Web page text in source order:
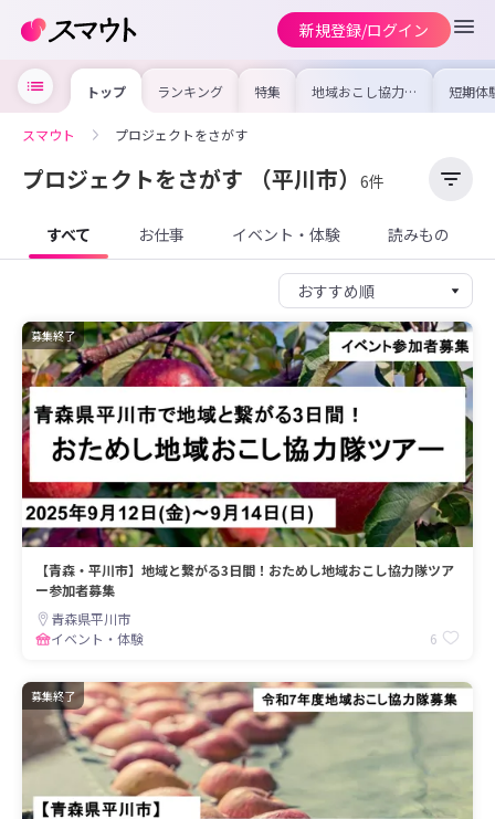
新規登録/ログイン
トップ ランキング 特集 地域おこし協力隊
の求人やイベント
を集めました！仕
けよう
短期体
り〜数
域を知
スマウト プロジェクトをさがす
プロジェクトをさがす （平川市） 6件
すべて お仕事 イベント・体験 読みもの
募集終了
【青森・平川市】地域と繋がる3日間！おためし地域おこし協力隊ツア
ー参加者募集
青森県平川市
イベント・体験
6
募集終了